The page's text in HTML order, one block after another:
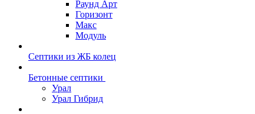
Раунд Арт
Горизонт
Макс
Модуль
Септики из ЖБ колец
Бетонные септики
Урал
Урал Гибрид